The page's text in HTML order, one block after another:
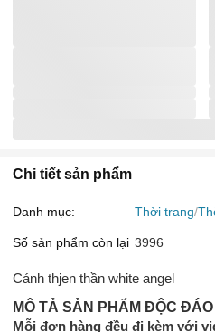
Chi tiết sản phẩm
Danh mục: Thời trang
Số sản phẩm còn lại 3996
Cánh thjen thần white angel
MÔ TẢ SẢN PHẨM ĐỘC ĐÁO
Mỗi đơn hàng đều đi kèm với